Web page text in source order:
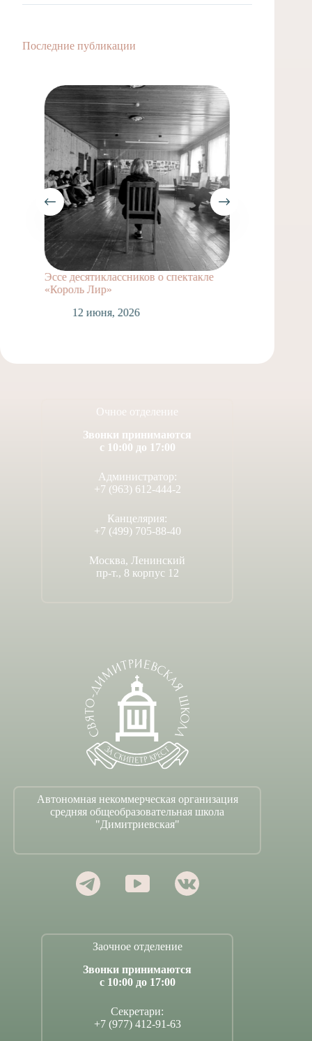
Последние публикации
Эссе десятиклассников о спектакле
«Король Лир»
12 июня, 2026
Очное отделение
Звонки принимаются
с 10:00 до 17:00
Администратор:
+7 (963) 612-444-2
Канцелярия:
+7 (499) 705-88-40
Москва, Ленинский
пр-т., 8 корпус 12
Автономная некоммерческая организация
средняя общеобразовательная школа
"Димитриевская"
Заочное отделение
Звонки принимаются
с 10:00 до 17:00
Секретари:
+7 (977) 412-91-63